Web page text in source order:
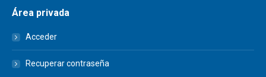
Área privada
Acceder
Recuperar contraseña